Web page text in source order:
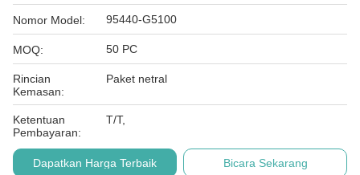
Nomor Model: 95440-G5100
MOQ: 50 PC
Rincian
Kemasan:
Paket netral
Ketentuan
Pembayaran:
T/T,
Dapatkan Harga Terbaik Bicara Sekarang